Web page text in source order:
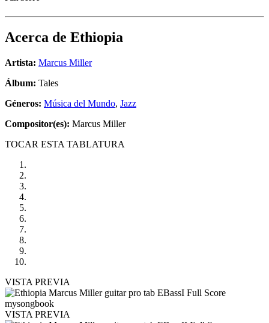
Acerca de Ethiopia
Artista: Marcus Miller
Álbum: Tales
Géneros: Música del Mundo, Jazz
Compositor(es): Marcus Miller
TOCAR ESTA TABLATURA
VISTA PREVIA
VISTA PREVIA